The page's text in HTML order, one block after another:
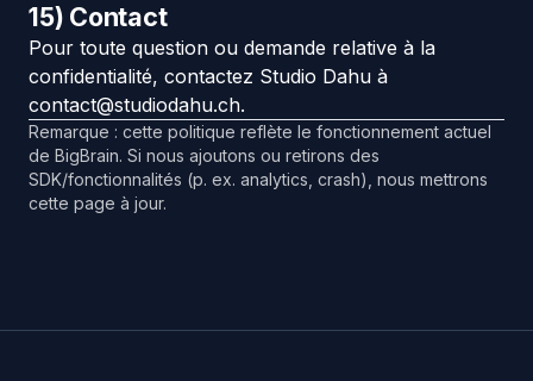
15) Contact
Pour toute question ou demande relative à la
confidentialité, contactez Studio Dahu à
contact@studiodahu.ch.
Remarque : cette politique reflète le fonctionnement actuel
de BigBrain. Si nous ajoutons ou retirons des
SDK/fonctionnalités (p. ex. analytics, crash), nous mettrons
cette page à jour.